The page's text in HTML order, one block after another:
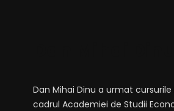
Dan Mihai Dinu a urmat
cadrul Academiei de Studii